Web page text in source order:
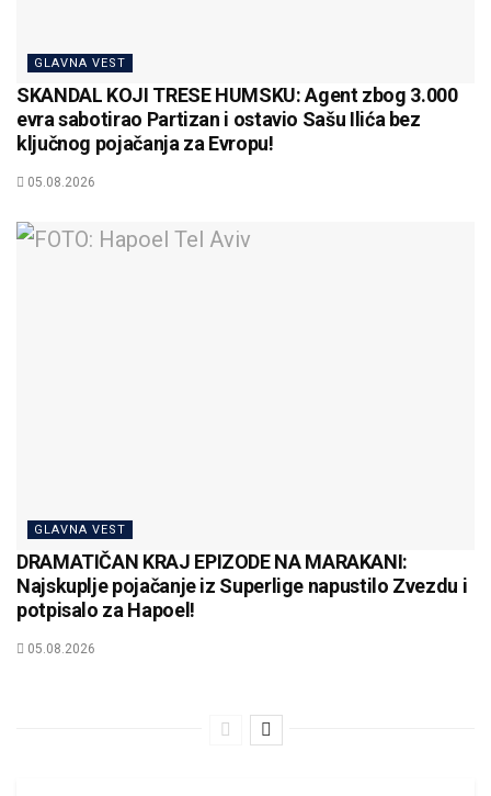
GLAVNA VEST
SKANDAL KOJI TRESE HUMSKU: Agent zbog 3.000
evra sabotirao Partizan i ostavio Sašu Ilića bez
ključnog pojačanja za Evropu!
05.08.2026
GLAVNA VEST
DRAMATIČAN KRAJ EPIZODE NA MARAKANI:
Najskuplje pojačanje iz Superlige napustilo Zvezdu i
potpisalo za Hapoel!
05.08.2026